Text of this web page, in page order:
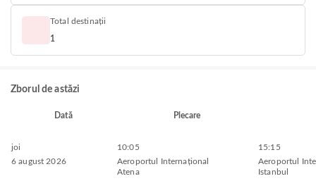
Total destinații
1
Zborul de astăzi
Dată Plecare
joi
6 august 2026
10:05
Aeroportul Internațional
Atena
15:15
Aeroportul
Istanbul